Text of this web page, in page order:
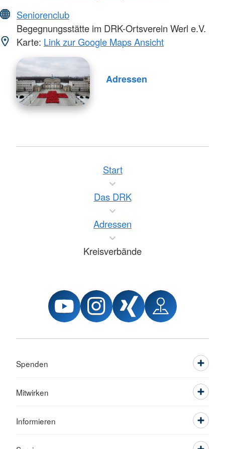
Seniorenclub
Begegnungsstätte im DRK-Ortsverein Werl e.V.
Karte: Link zur Google Maps Ansicht
Adressen
Start
Das DRK
Adressen
Kreisverbände
Spenden
Mitwirken
Informieren